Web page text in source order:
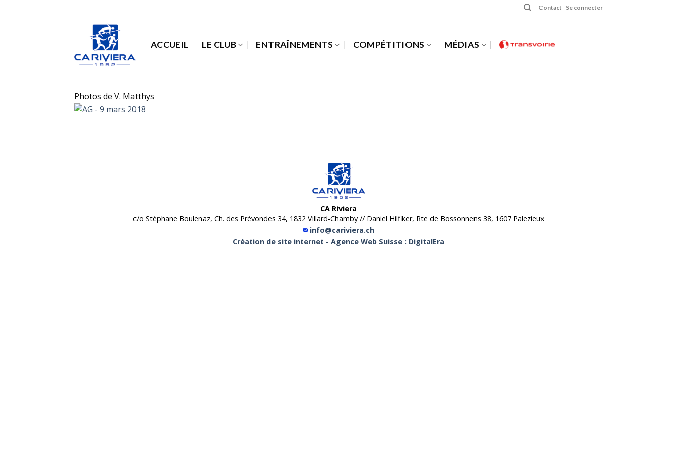
Contact Se connecter
ACCUEIL LE CLUB ENTRAÎNEMENTS COMPÉTITIONS MÉDIAS
Photos de V. Matthys
CA Riviera
c/o Stéphane Boulenaz, Ch. des Prévondes 34, 1832 Villard-Chamby // Daniel Hilfiker, Rte de Bossonnens 38, 1607 Palezieux
info@cariviera.ch
Création de site internet - Agence Web Suisse : DigitalEra